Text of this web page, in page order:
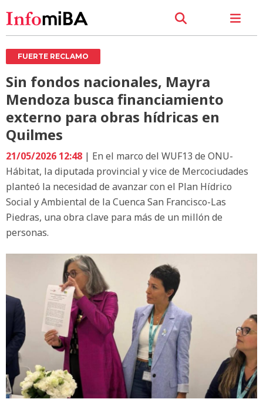
FUERTE RECLAMO
Sin fondos nacionales, Mayra
Mendoza busca financiamiento
externo para obras hídricas en
Quilmes
21/05/2026 12:48 | En el marco del WUF13 de ONU-
Hábitat, la diputada provincial y vice de Mercociudades
planteó la necesidad de avanzar con el Plan Hídrico
Social y Ambiental de la Cuenca San Francisco-Las
Piedras, una obra clave para más de un millón de
personas.